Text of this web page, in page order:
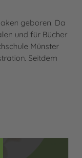
geboren. Da
und für Bücher
Münster
Seitdem